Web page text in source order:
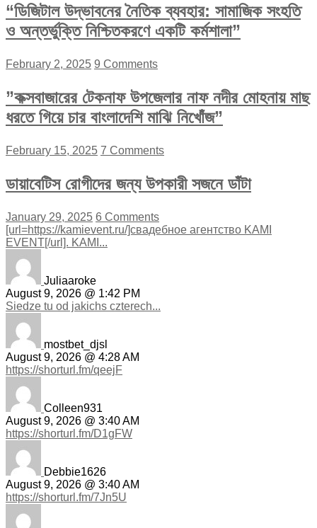
“ডিজিটাল উদ্ভাবনের নৈতিক ব্যবহার: সামাজিক সংহতি
ও অন্তর্ভুক্তি নিশ্চিতকরণে একটি কর্মশালা”
February 2, 2025 9 Comments
”কক্সবাজারের টেকনাফ উপজেলার নাফ নদীর মোহনায় মাছ
ধরতে গিয়ে চার বাংলাদেশি মাঝি নিখোঁজ”
February 15, 2025 7 Comments
ডায়াবেটিস রোগীদের জন্য উপকারী সজনে ডাঁটা
January 29, 2025 6 Comments
[url=https://kamievent.ru/]свадебное агентство KAMI
EVENT[/url]. KAMI...
Juliaaroke
August 9, 2026 @ 1:42 PM
Siedze tu od jakichs czterech...
mostbet_djsl
August 9, 2026 @ 4:28 AM
https://shorturl.fm/qeejF
Colleen931
August 9, 2026 @ 3:40 AM
https://shorturl.fm/D1gFW
Debbie1626
August 9, 2026 @ 3:40 AM
https://shorturl.fm/7Jn5U